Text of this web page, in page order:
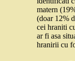
matern
(doar 12%
cei hraniti
ar fi asa
hranirii cu